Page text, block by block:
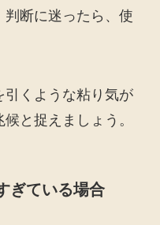
断に迷ったら、使
引くような粘り気が
と捉えましょう。
ぎている場合